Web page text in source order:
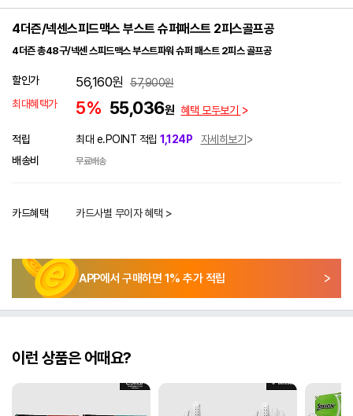
4더즌/넥센스피드맥스 부스트 슈퍼패스트 2피스골프공
4더즌 총48구/넥센 스피드맥스 부스트파워 슈퍼 패스트 2피스 골프공
할인가 56,160원 57,900원
최대혜택가
5% 55,036원 혜택 모두보기
적립 최대 e.POINT 적립 1,124P
자세히보기
배송비
무료배송
카드혜택 카드사별 무이자 혜택 >
APP에서 구매하면 1% 추가 적립
이런 상품은 어때요?